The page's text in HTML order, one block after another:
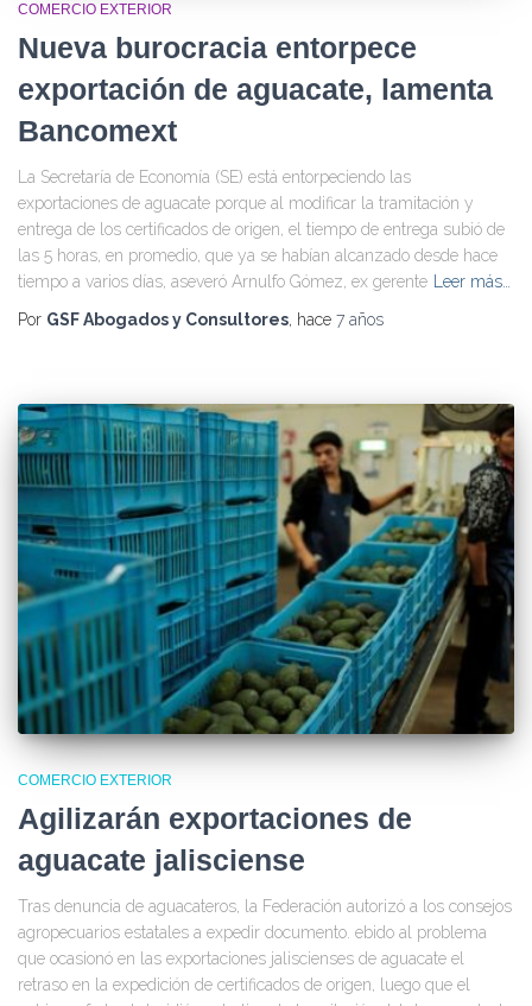
COMERCIO EXTERIOR
Nueva burocracia entorpece
exportación de aguacate, lamenta
Bancomext
La Secretaría de Economía (SE) está entorpeciendo las
exportaciones de aguacate porque al modificar la tramitación y
entrega de los certificados de origen, el tiempo de entrega subió de
las 5 horas, en promedio, que ya se habían alcanzado desde hace
tiempo a varios días, aseveró Arnulfo Gómez, ex gerente Leer más…
Por GSF Abogados y Consultores, hace 7 años
COMERCIO EXTERIOR
Agilizarán exportaciones de
aguacate jalisciense
Tras denuncia de aguacateros, la Federación autorizó a los consejos
agropecuarios estatales a expedir documento. ebido al problema
que ocasionó en las exportaciones jaliscienses de aguacate el
retraso en la expedición de certificados de origen, luego que el